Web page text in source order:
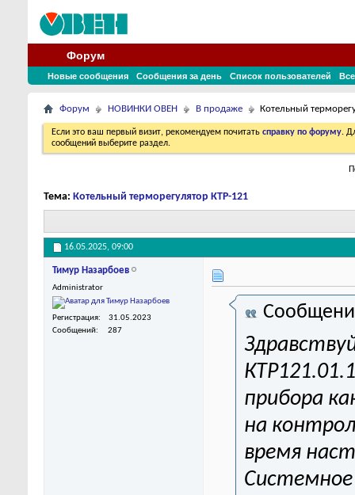
Форум
Новые сообщения Сообщения за день Список пользователей
Форум НОВИНКИ ОВЕН В продаже Котельный
Если это ваш первый визит, рекомендуем почитать справку по форуму.
сообщений выберите раздел.
Тема: Котельный терморегулятор КТР-121
16.05.2025, 09:00
Тимур Назарбоев
Administrator
Регистрация
31.05.2023
Сообщений
287
прибора
на
время